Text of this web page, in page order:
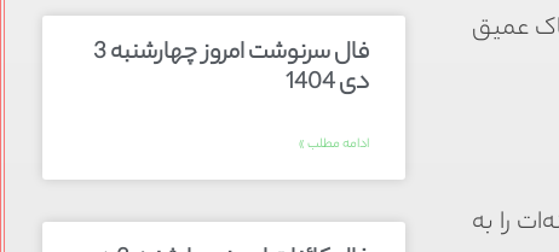
عمیق
را به
فال سرنوشت امروز چهارشنبه 3
دی 1404
ادامه مطلب »